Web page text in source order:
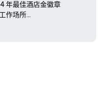
年最佳酒店金徽章
作场所